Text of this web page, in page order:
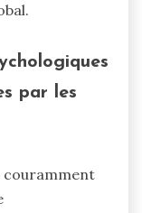
par les
couramment